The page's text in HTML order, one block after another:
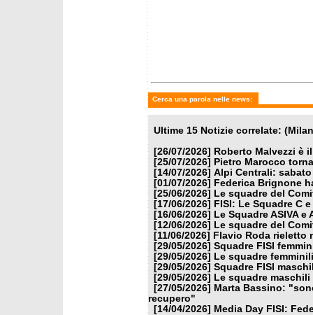
Cerca una parola nelle news:
Ultime 15 Notizie correlate:
[26/07/2026]
Roberto Malvezzi è
[25/07/2026]
Pietro Marocco
[14/07/2026] Alpi Centrali:
[01/07/2026]
Federica Brignone
[25/06/2026]
Le squadre del
[17/06/2026]
FISI: Le Squadre C
[16/06/2026]
Le Squadre ASIVA
[12/06/2026]
Le squadre del
[11/06/2026]
Flavio Roda rieletto
[29/05/2026] Squadre FISI
[29/05/2026]
Le squadre
[29/05/2026] Squadre FISI
[29/05/2026]
Le squadre maschili
[27/05/2026] Marta Bassino:
recupero"
[14/04/2026] Media Day FISI: